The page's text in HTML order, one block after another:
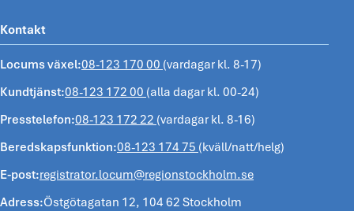
Kontakt
Locums växel:08-123 170 00 (vardagar kl. 8-17)
Kundtjänst:08-123 172 00 (alla dagar kl. 00-24)
Presstelefon:08-123 172 22 (vardagar kl. 8-16)
Beredskapsfunktion:08-123 174 75 (kväll/natt/helg)
E-post:registrator.locum@regionstockholm.se
Adress:Östgötagatan 12, 104 62 Stockholm